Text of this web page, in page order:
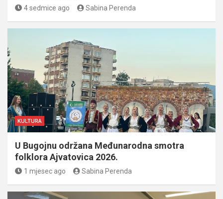
4 sedmice ago Sabina Perenda
KULTURA
U Bugojnu održana Međunarodna smotra
folklora Ajvatovica 2026.
1 mjesec ago Sabina Perenda